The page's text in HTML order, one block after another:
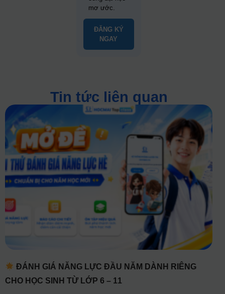
mơ ước.
ĐĂNG KÝ
NGAY
Tin tức liên quan
ĐÁNH GIÁ NĂNG LỰC ĐẦU NĂM DÀNH RIÊNG
CHO HỌC SINH TỪ LỚP 6 – 11